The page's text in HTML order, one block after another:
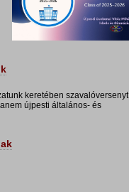
keretében szavalóversenyt
újpesti általános- és